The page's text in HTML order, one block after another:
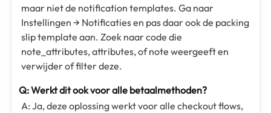
maar niet de notification templates. Ga naar
Instellingen → Notificaties en pas daar ook de packing
slip template aan. Zoek naar code die
note_attributes, attributes, of note weergeeft en
verwijder of filter deze.
Q: Werkt dit ook voor alle betaalmethoden?
A: Ja, deze oplossing werkt voor alle checkout flows,